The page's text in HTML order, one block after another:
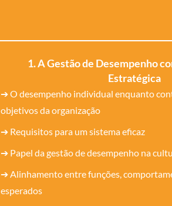
1. A Gestão de Desempenho
Estratégica
➔ O desempenho individual enquanto
objetivos da organização
➔ Requisitos para um sistema eficaz
➔ Papel da gestão de desempenho na
➔ Alinhamento entre funções,
esperados